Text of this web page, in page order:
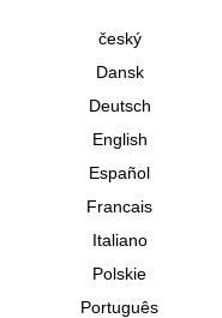
český
Dansk
Deutsch
English
Español
Francais
Italiano
Polskie
Português